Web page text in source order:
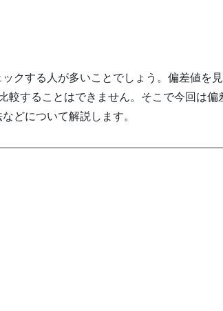
クする人が多いことでしょう。偏差値を
較することはできません。そこで今回は偏
どについて解説します。